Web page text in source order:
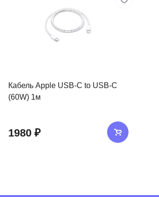
Кабель Apple USB-C to USB-C
(60W) 1м
1980 ₽